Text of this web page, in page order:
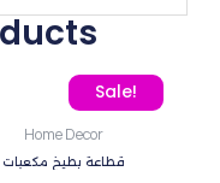
EGP. Sale!
Home Decor
قطاعة بطيخ مكعبات
Original price was:
Current price